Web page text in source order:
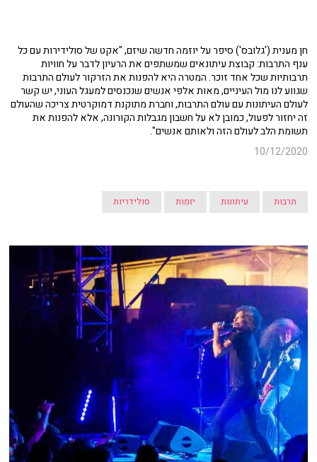
חן מענית ('גלובס') סיפר על יוזמה חדשה שיזם, "אקט של סולידירות עם כל
ענף התרבות: קבוצת עיתונאים שמשתפים את הרעיון לדבר על חוויות
תרבותיות שכל אחד זוכר. המטרה היא להפנות את הזרקור לעולם התרבות
שגווע לנו מול העיניים, מאות אלפי אנשים שנכנסים למעגל העוני, יש קשר
לעולם העיתונות עם עולם התרבות, וחברת מתוקנת דמוקרטית צריכה שהעולם
זה יחזור לפעול, כמובן לא על חשבון מגבלות הקורונה, אלא להפנות את
תשומת הלב לעולם הזה ולאותם אנשים".
10/12/2020
תרבות עיתונות יזמות סולידריות